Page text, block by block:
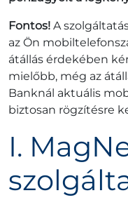
Fontos! A
az Ön
átállás érdekében
mielőbb, még az
Banknál aktuális
biztosan rögzítésre
I.